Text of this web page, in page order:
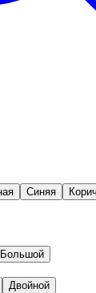
Синяя
Большой
Двойной